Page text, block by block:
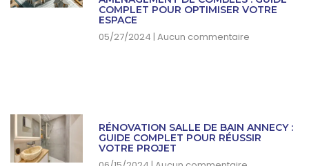
COMPLET POUR OPTIMISER VOTRE
ESPACE
05/27/2024 Aucun commentaire
RÉNOVATION SALLE DE BAIN ANNECY :
GUIDE COMPLET POUR RÉUSSIR
VOTRE PROJET